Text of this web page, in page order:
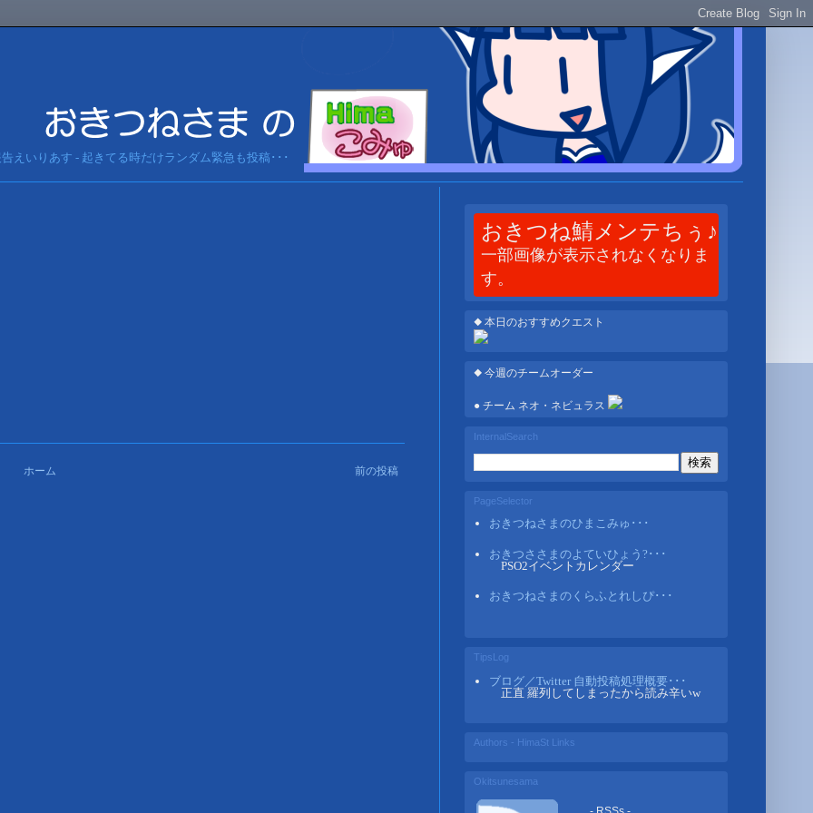
告えいりあす - 起きてる時だけランダム緊急も投稿･･･
前の投稿
ホーム
おきつね鯖メンテちぅ♪
一部画像が表示されなくなりま
す。
◆ 本日のおすすめクエスト
◆ 今週のチームオーダー
● チーム ネオ・ネビュラス
InternalSearch
PageSelector
おきつねさまのひまこみゅ･･･
おきつささまのよていひょう?･･･
PSO2イベントカレンダー
おきつねさまのくらふとれしぴ･･･
TipsLog
ブログ／Twitter 自動投稿処理概要･･･
正直 羅列してしまったから読み辛いw
Authors - HimaSt Links
Okitsunesama